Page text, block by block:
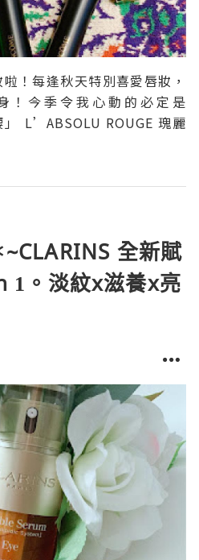
！每逢秋天特別喜愛唇妝，
！今季令我心動的必定是
L’ABSOLU ROUGE 瑰麗
全新賦
1。淡紋x滋養x亮